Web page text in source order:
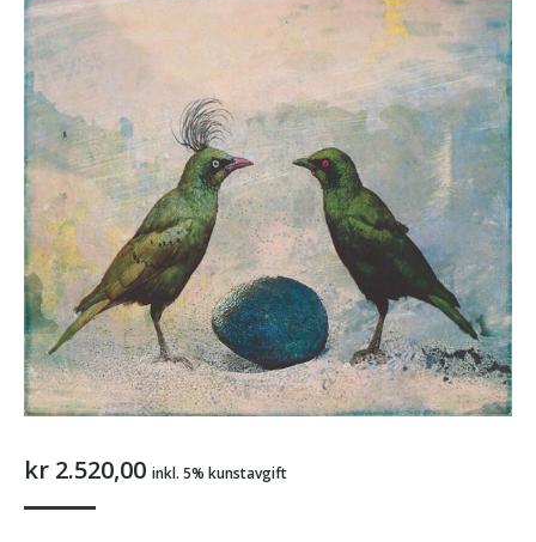
kr 2.520,00 inkl. 5% kunstavgift